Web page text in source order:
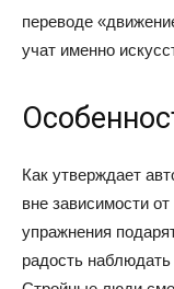
переводе
учат именно
Как утверждает
вне зависимости
упражнения
радость